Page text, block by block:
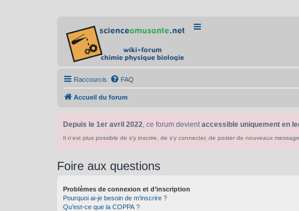
Raccourcis FAQ
Accueil du forum
Depuis le 1er avril 2022, ce forum devientaccessible uniquement en
Il n'est plus possible de s'y inscrire, de s'y connecter, de poster de nouveaux
Foire aux questions
Problèmes de connexion et d’inscription
Pourquoi ai-je besoin de m’inscrire ?
Qu’est-ce que la COPPA ?